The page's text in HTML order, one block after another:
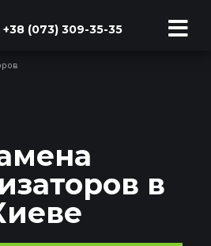
+38 (073) 309-35-35
в